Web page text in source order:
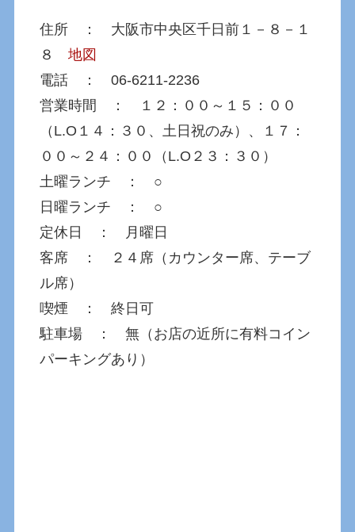
住所 ： 大阪市中央区千日前１－８－１
８地図
電話 ： 06-6211-2236
営業時間 ： １２：００～１５：００
（L.O１４：３０、土日祝のみ）、１７：
００～２４：００（L.O２３：３０）
土曜ランチ ： ○
日曜ランチ ： ○
定休日 ： 月曜日
客席 ： ２４席（カウンター席、テーブ
ル席）
喫煙 ： 終日可
駐車場 ： 無（お店の近所に有料コイン
パーキングあり）